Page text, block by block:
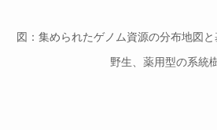
図：集められたゲノム資源の分布地図
野生、薬用型の系統